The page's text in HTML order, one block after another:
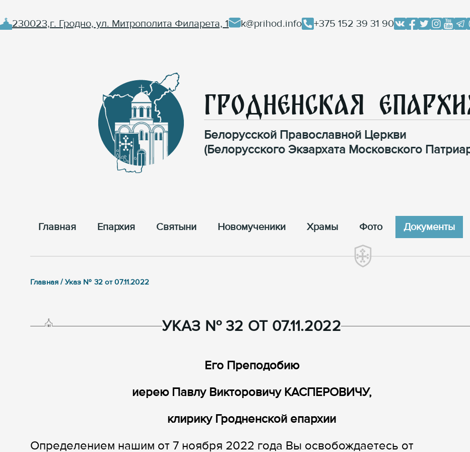
230023,г. Гродно, ул. Митрополита Филарета, 1 k@prihod.info +375 152 39 31 90
Гродненская
Белорусской Православной Церкви
(Белорусского Экзархата Московского
Главная Епархия Cвятыни Новомученики Храмы Фото Документы
Главная / Указ № 32 от 07.11.2022
УКАЗ № 32 ОТ 07.11.2022
Его Преподобию
иерею Павлу Викторовичу КАСПЕРОВИЧУ,
клирику Гродненской епархии
Определением нашим от 7 ноября 2022 года Вы освобождаетесь от